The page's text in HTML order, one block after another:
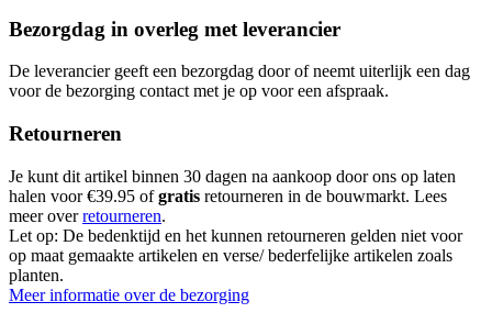
Bezorgdag in overleg met leverancier
De leverancier geeft een bezorgdag door of neemt uiterlijk een dag
voor de bezorging contact met je op voor een afspraak.
Retourneren
Je kunt dit artikel binnen 30 dagen na aankoop door ons op laten
halen voor €39.95 ofgratis retourneren in de bouwmarkt. Lees
meer overretourneren.
Let op: De bedenktijd en het kunnen retourneren gelden niet voor
op maat gemaakte artikelen en verse/ bederfelijke artikelen zoals
planten.
Meer informatie over de bezorging